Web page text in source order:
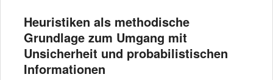
Heuristiken als methodische
Grundlage zum Umgang mit
Unsicherheit und probabilistischen
Informationen